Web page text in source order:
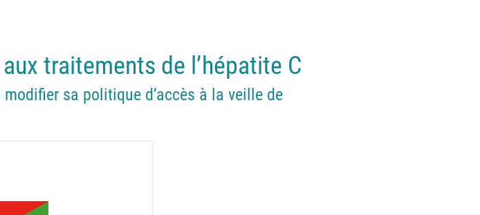
traitements de l’hépatite C
sa politique d’accès à la veille de